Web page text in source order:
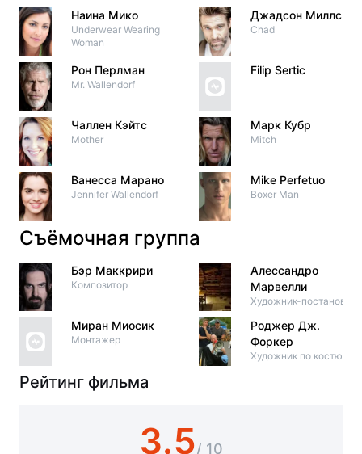
Наина Мико
Underwear Wearing
Woman
Рон Перлман
Mr. Wallendorf
Чаллен Кэйтс
Mother
Ванесса Марано
Jennifer Wallendorf
Джадсон Миллс
Chad
Filip Sertic
Марк Кубр
Mitch
Mike Perfetuo
Boxer Man
Съёмочная группа
Бэр Маккрири
Композитор
Миран Миосик
Монтажер
Алессандро
Марвелли
Художник-
Роджер Дж.
Форкер
Художник по костюмам
Рейтинг фильма
3.5/ 10